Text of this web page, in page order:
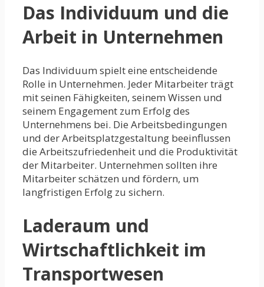
Das Individuum und die
Arbeit in Unternehmen
Das Individuum spielt eine entscheidende
Rolle in Unternehmen. Jeder Mitarbeiter trägt
mit seinen Fähigkeiten, seinem Wissen und
seinem Engagement zum Erfolg des
Unternehmens bei. Die Arbeitsbedingungen
und der Arbeitsplatzgestaltung beeinflussen
die Arbeitszufriedenheit und die Produktivität
der Mitarbeiter. Unternehmen sollten ihre
Mitarbeiter schätzen und fördern, um
langfristigen Erfolg zu sichern.
Laderaum und
Wirtschaftlichkeit im
Transportwesen